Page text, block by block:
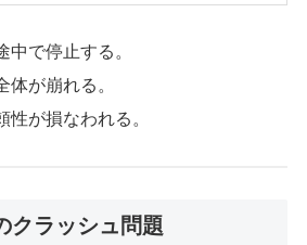
中で停止する。
体が崩れる。
性が損なわれる。
クラッシュ問題